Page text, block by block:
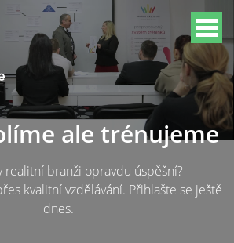
ale trénujeme
realitní branži opravdu úspěšní?
kvalitní vzdělávání. Přihlašte se ještě
dnes.